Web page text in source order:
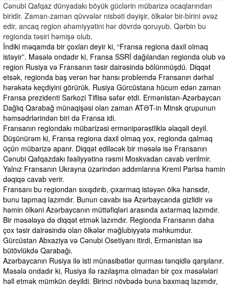
Cənubi Qafqaz dünyadakı böyük güclərin mübarizə ocaqlarından
biridir. Zaman-zaman qüvvələr nisbəti dəyişir, ölkələr bir-birini əvəz
edir, ancaq region əhəmiyyətini hər dövrdə qoruyub. Qərbin bu
regionda təsiri həmişə olub.
İndiki məqamda bir çoxları deyir ki, “Fransa regiona daxil olmaq
istəyir”. Məsələ ondadır ki, Fransa SSRİ dağılandan regionda olub və
region Rusiya və Fransanın təsir dairəsində bölünmüşdü. Diqqət
etsək, regionda baş verən hər hansı problemdə Fransanın dərhal
hərəkətə keçdiyini görürük. Rusiya Gürcüstana hücum edən zaman
Fransa prezidenti Sarkozi Tiflisə səfər etdi. Ermənistan-Azərbaycan
Dağlıq Qarabağ münaqişəsi olan zaman ATƏT-in Minsk qrupunun
həmsədrlərindən biri də Fransa idi.
Fransanın regiondakı mübarizəsi ermənipərəstliklə əlaqəli deyil.
Düşünürəm ki, Fransa regiona daxil olmaq yox, regionda qalmaq
üçün mübarizə aparır. Diqqət ediləcək bir məsələ isə Fransanın
Cənubi Qafqazdakı fəaliyyətinə rəsmi Moskvadan cavab verilmir.
Yalnız Fransanın Ukrayna üzərindən addımlarına Kreml Parisə həmin
dəqiqə cavab verir.
Fransanı bu regiondan sıxışdırıb, çıxarmaq istəyən ölkə hansıdır,
bunu tapmaq lazımdır. Bunun cavabı isə Azərbaycanda gizlidir və
həmin ölkəni Azərbaycanın müttəfiqləri arasında axtarmaq lazımdır.
Bir məsələyə də diqqət etmək lazımdır. Regionda Fransanın daha
çox təsir dairəsində olan ölkələr məğlubiyyətə məhkumdur.
Gürcüstan Abxaziya və Cənubi Osetiyanı itirdi, Ermənistan isə
bütövlükdə Qarabağı.
Azərbaycanın Rusiya ilə isti münasibətlər qurması tənqidlə qarşılanır.
Məsələ ondadır ki, Rusiya ilə razılaşma olmadan bir çox məsələləri
həll etmək mümkün deyildi. Birinci növbədə buna baxmaq lazımdır,